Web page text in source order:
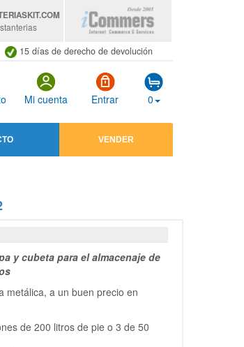
.COM
15 días de derecho de devolución
Mi cuenta Entrar 0
VENDER
y cubeta para el almacenaje de
metálica, a un buen precio en
de 200 litros de pie o 3 de 50